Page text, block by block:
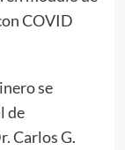
COVID
se
de
Carlos G.